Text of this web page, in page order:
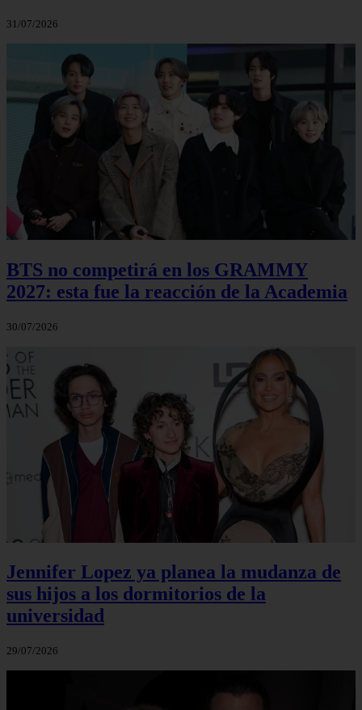
31/07/2026
BTS no competirá en los GRAMMY
2027: esta fue la reacción de la Academia
30/07/2026
Jennifer Lopez ya planea la mudanza de
sus hijos a los dormitorios de la
universidad
29/07/2026